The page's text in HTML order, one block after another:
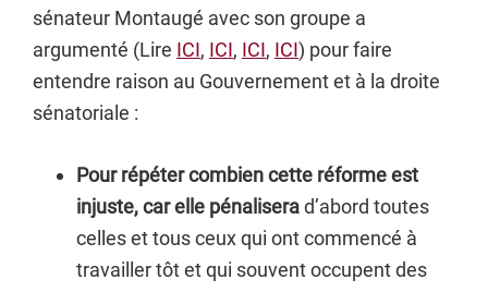
sénateur Montaugé avec son groupe a
argumenté (Lire ICI, ICI, ICI, ICI) pour faire
entendre raison au Gouvernement et à la droite
sénatoriale :
Pour répéter combien cette réforme est
injuste, car elle pénaliserad’abord toutes
celles et tous ceux qui ont commencé à
travailler tôt et qui souvent occupent des